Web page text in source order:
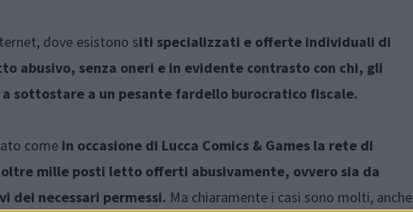
dove esistono siti specializzati e offerte individuali di
abusivo, senza oneri e in evidente contrasto con chi, gli
sottostare a un pesante fardello burocratico fiscale.
comein occasione di Lucca Comics & Games la rete di
mille posti letto offerti abusivamente, ovvero sia da
necessari permessi. Ma chiaramente i casi sono molti, anche